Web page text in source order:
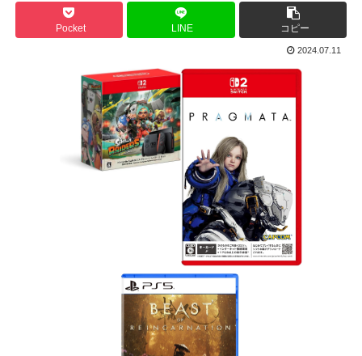
Pocket LINE コピー
2024.07.11